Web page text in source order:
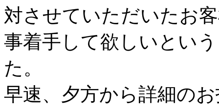
対させていただいたお
事着手して欲しいとい
た。
早速、夕方から詳細の